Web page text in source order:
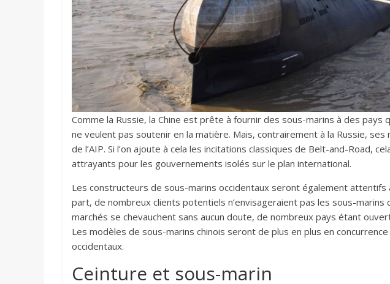
Comme la Russie, la Chine est prête à fournir des sous-marins à des pays
ne veulent pas soutenir en la matière. Mais, contrairement à la Russie,
de l’AIP. Si l’on ajoute à cela les incitations classiques de Belt-and-Road,
attrayants pour les gouvernements isolés sur le plan international.
Les constructeurs de sous-marins occidentaux seront également attentifs
part, de nombreux clients potentiels n’envisageraient pas les sous-marins
marchés se chevauchent sans aucun doute, de nombreux pays étant
Les modèles de sous-marins chinois seront de plus en plus en
occidentaux.
Ceinture et sous-marin